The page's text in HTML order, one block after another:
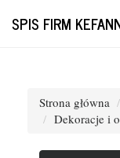
SPIS FIRM
Strona główna
Dekoracje i